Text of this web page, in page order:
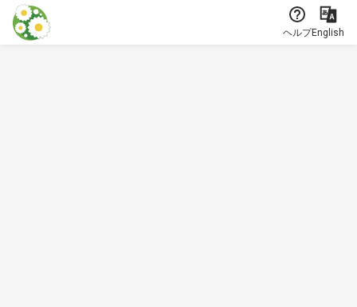
本文に飛ぶ
ヘルプEnglish